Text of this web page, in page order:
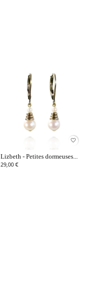
favorite_border
Lizbeth - Petites dormeuses...
29,00 €